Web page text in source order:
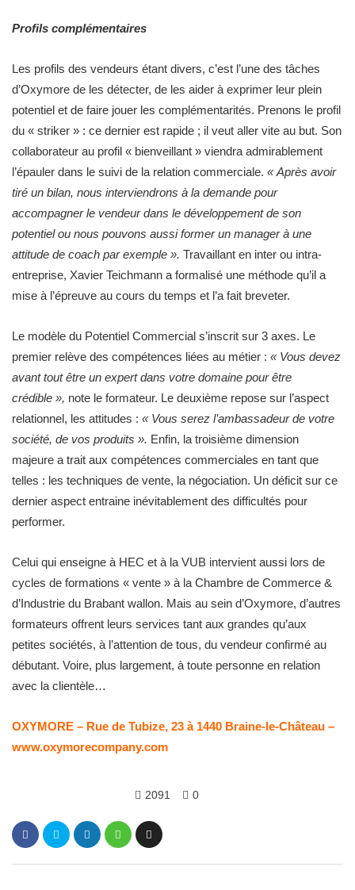
Profils complémentaires
Les profils des vendeurs étant divers, c’est l’une des tâches
d’Oxymore de les détecter, de les aider à exprimer leur plein
potentiel et de faire jouer les complémentarités. Prenons le profil
du « striker » : ce dernier est rapide ; il veut aller vite au but. Son
collaborateur au profil « bienveillant » viendra admirablement
l’épauler dans le suivi de la relation commerciale. « Après avoir
tiré un bilan, nous interviendrons à la demande pour
accompagner le vendeur dans le développement de son
potentiel ou nous pouvons aussi former un manager à une
attitude de coach par exemple ». Travaillant en inter ou intra-
entreprise, Xavier Teichmann a formalisé une méthode qu’il a
mise à l’épreuve au cours du temps et l’a fait breveter.
Le modèle du Potentiel Commercial s’inscrit sur 3 axes. Le
premier relève des compétences liées au métier : « Vous devez
avant tout être un expert dans votre domaine pour être
crédible », note le formateur. Le deuxième repose sur l’aspect
relationnel, les attitudes : « Vous serez l’ambassadeur de votre
société, de vos produits ». Enfin, la troisième dimension
majeure a trait aux compétences commerciales en tant que
telles : les techniques de vente, la négociation. Un déficit sur ce
dernier aspect entraine inévitablement des difficultés pour
performer.
Celui qui enseigne à HEC et à la VUB intervient aussi lors de
cycles de formations « vente » à la Chambre de Commerce &
d’Industrie du Brabant wallon. Mais au sein d’Oxymore, d’autres
formateurs offrent leurs services tant aux grandes qu’aux
petites sociétés, à l’attention de tous, du vendeur confirmé au
débutant. Voire, plus largement, à toute personne en relation
avec la clientèle…
OXYMORE – Rue de Tubize, 23 à 1440 Braine-le-Château –
www.oxymorecompany.com
2091 0